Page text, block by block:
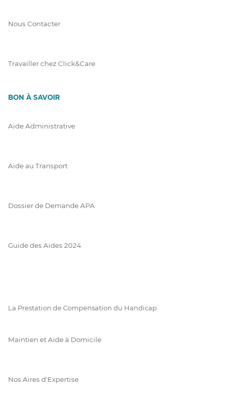
Nous Contacter
Travailler chez Click&Care
BON À SAVOIR
Aide Administrative
Aide au Transport
Dossier de Demande APA
Guide des Aides 2024
La Prestation de Compensation du Handicap
Maintien et Aide à Domicile
Nos Aires d'Expertise